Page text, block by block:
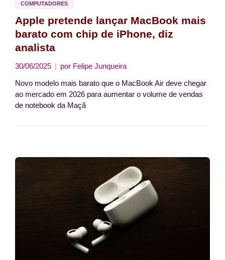
COMPUTADORES
Apple pretende lançar MacBook mais
barato com chip de iPhone, diz
analista
30/06/2025 por Felipe Junqueira
Novo modelo mais barato que o MacBook Air deve chegar
ao mercado em 2026 para aumentar o volume de vendas
de notebook da Maçã